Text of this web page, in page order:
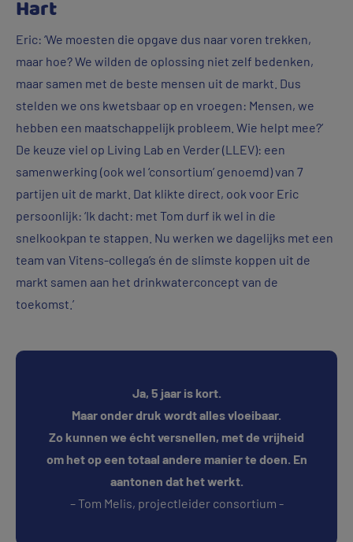
Hart
Eric: ‘We moesten die opgave dus naar voren trekken,
maar hoe? We wilden de oplossing niet zelf bedenken,
maar samen met de beste mensen uit de markt. Dus
stelden we ons kwetsbaar op en vroegen: Mensen, we
hebben een maatschappelijk probleem. Wie helpt mee?’
De keuze viel op Living Lab en Verder (LLEV): een
samenwerking (ook wel ‘consortium’ genoemd) van 7
partijen uit de markt. Dat klikte direct, ook voor Eric
persoonlijk: ‘Ik dacht: met Tom durf ik wel in die
snelkookpan te stappen. Nu werken we dagelijks met een
team van Vitens-collega’s én de slimste koppen uit de
markt samen aan het drinkwaterconcept van de
toekomst.’
Ja, 5 jaar is kort.
Maar onder druk wordt alles vloeibaar.
Zo kunnen we écht versnellen, met de vrijheid
om het op een totaal andere manier te doen. En
aantonen dat het werkt.
– Tom Melis, projectleider consortium -